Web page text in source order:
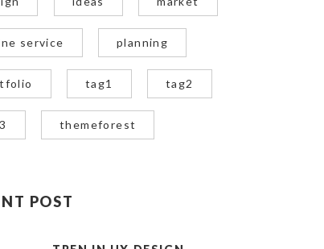
service planning
tag1 tag2
themeforest
POST